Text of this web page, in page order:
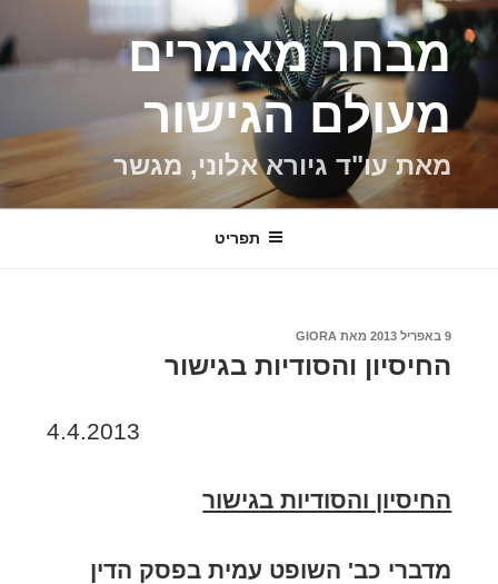
דילוג
לתוכןמבחר מאמרים
מעולם הגישור
מאת עו"ד גיורא אלוני, מגשר
תפריט
פורסם
9 באפריל 2013 מאת GIORA
החיסיון והסודיות בגישור
4.4.2013
החיסיון והסודיות בגישור
מדברי כב' השופט עמית בפסק הדין